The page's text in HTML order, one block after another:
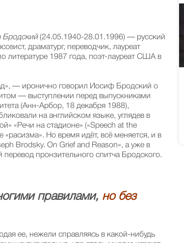
Бродский (24.05.1940-28.01.1996) — русский
драматург, переводчик, лауреат
литературе 1987 года, поэт-лауреат США в
— иронично говорил Иосиф Бродский о
— выступлении перед выпускниками
(Анн-Арбор, 18 декабря 1988),
на английском языке, углядев в
«Речи на стадионе» («Speech at the
«расизма». Но время идёт, всё меняется, и в
Brodsky. On Grief and Reason», а уже в
пронзительного спитча Бродского.
правилами, но без
ее, нежели справляясь в какой-нибудь